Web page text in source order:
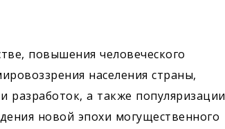
повышения человеческого
населения страны,
разработок, а также популяризации
новой эпохи могущественного